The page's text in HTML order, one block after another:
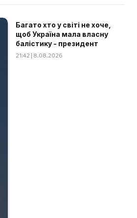
Багато хто у світі не хоче,
щоб Україна мала власну
балістику - президент
21:42 | 8.08.2026